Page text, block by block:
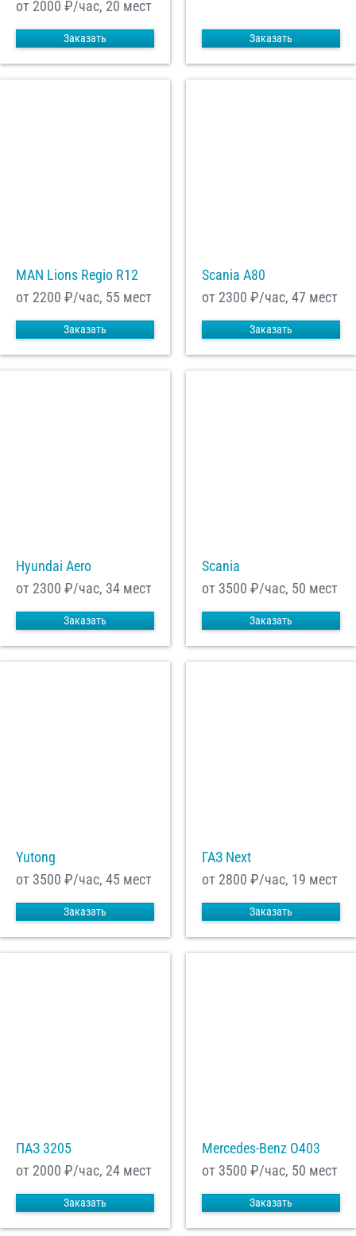
от 2000 ₽/час, 20 мест
Заказать Заказать
MAN Lions Regio R12
от 2200 ₽/час, 55 мест
Заказать
Scania A80
от 2300 ₽/час, 47 мест
Заказать
Hyundai Aero
от 2300 ₽/час, 34 мест
Заказать
Scania
от 3500 ₽/час, 50 мест
Заказать
Yutong
от 3500 ₽/час, 45 мест
Заказать
ГАЗ Next
от 2800 ₽/час, 19 мест
Заказать
ПАЗ 3205
от 2000 ₽/час, 24 мест
Заказать
Mercedes-Benz О403
от 3500 ₽/час, 50 мест
Заказать